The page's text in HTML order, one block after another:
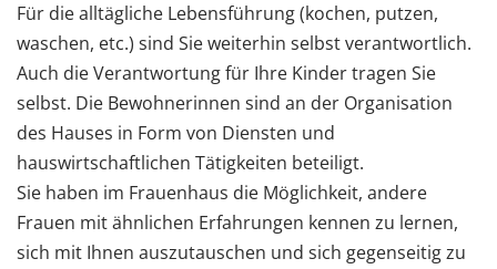
Für die alltägliche Lebensführung (kochen, putzen,
waschen, etc.) sind Sie weiterhin selbst verantwortlich.
Auch die Verantwortung für Ihre Kinder tragen Sie
selbst. Die Bewohnerinnen sind an der Organisation
des Hauses in Form von Diensten und
hauswirtschaftlichen Tätigkeiten beteiligt.
Sie haben im Frauenhaus die Möglichkeit, andere
Frauen mit ähnlichen Erfahrungen kennen zu lernen,
sich mit Ihnen auszutauschen und sich gegenseitig zu